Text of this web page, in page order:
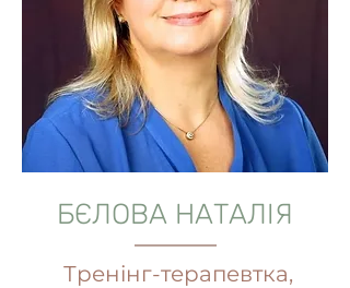
БЄЛОВА НАТАЛІЯ
Тренінг-терапевтка,